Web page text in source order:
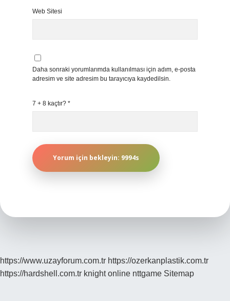
Web Sitesi
Daha sonraki yorumlarımda kullanılması için adım, e-posta
adresim ve site adresim bu tarayıcıya kaydedilsin.
7 + 8 kaçtır? *
https://www.uzayforum.com.tr https://ozerkanplastik.com.tr
https://hardshell.com.tr knight online nttgame Sitemap